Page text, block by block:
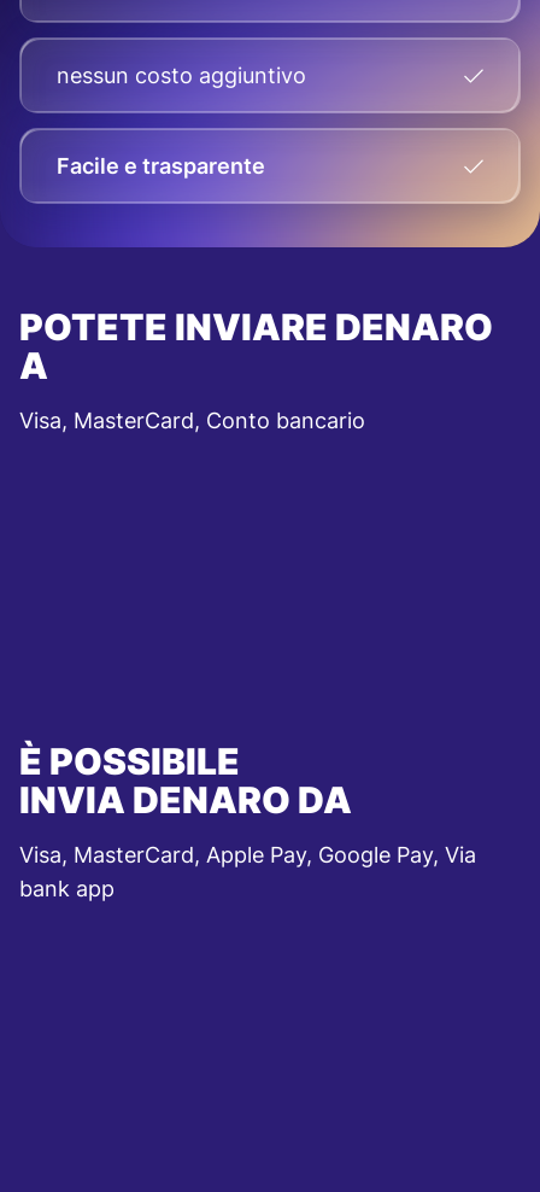
nessun costo aggiuntivo
Facile e trasparente
POTETE INVIARE DENARO
A
Visa, MasterCard, Conto bancario
È POSSIBILE
INVIA DENARO DA
Visa, MasterCard, Apple Pay, Google Pay, Via
bank app